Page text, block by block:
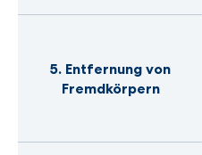
5. Entfernung von
Fremdkörpern